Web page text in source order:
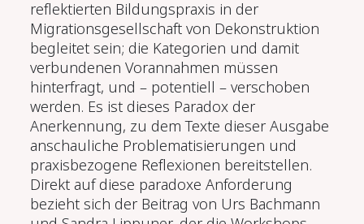
reflektierten Bildungspraxis in der
Migrationsgesellschaft von Dekonstruktion
begleitet sein; die Kategorien und damit
verbundenen Vorannahmen müssen
hinterfragt, und – potentiell – verschoben
werden. Es ist dieses Paradox der
Anerkennung, zu dem Texte dieser Ausgabe
anschauliche Problematisierungen und
praxisbezogene Reflexionen bereitstellen.
Direkt auf diese paradoxe Anforderung
bezieht sich der Beitrag von Urs Bachmann